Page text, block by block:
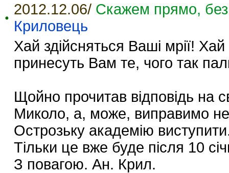
2012.12.06/ Скажем прямо,
Криловець
Хай здійсняться Ваші мрії!
принесуть Вам те, чого так
Щойно прочитав відповідь на
Миколо, а, може, виправимо
Острозьку академію
Тільки це вже буде після 10
З повагою. Ан. Крил.